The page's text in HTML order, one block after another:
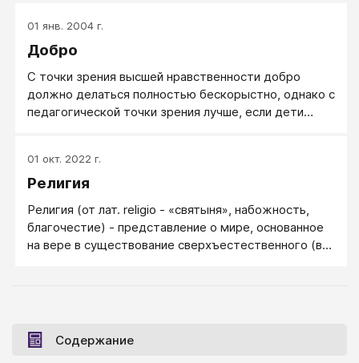
01 янв. 2004 г.
Добро
С точки зрения высшей нравственности добро
должно делаться полностью бескорыстно, однако с
педагогической точки зрения лучше, если дети
01 окт. 2022 г.
Религия
Религия (от лат. religio - «святыня», набожность,
благочестие) - представление о мире, основанное
на вере в существование сверхъестественного (в
моральных норм и типов поведения, обрядов,
культовых действий и объединение людей в
Содержание